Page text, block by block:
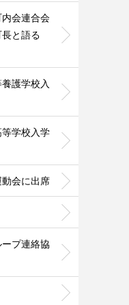
会連合会
長と語る
護学校入
学校入学
会に出席
プ連絡協